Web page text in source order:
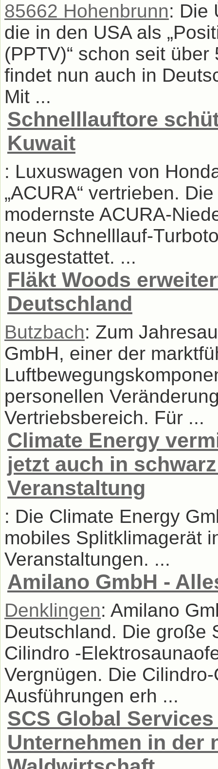
85662 Hohenbrunn: Die
die in den USA als
(PPTV)“ schon seit
findet nun auch in
Mit ...
Schnelllauftore
Kuwait
: Luxuswagen von
„ACURA“ vertrieben.
modernste ACURA-
neun Schnelllauf-
ausgestattet. ...
Fläkt Woods
Deutschland
Butzbach: Zum
GmbH, einer der
personellen
Vertriebsbereich. Für ...
Climate Energy
jetzt auch in
Veranstaltung
: Die Climate Energy
mobiles Splitklimagerät
Veranstaltungen. ...
Amilano GmbH -
Denklingen: Amilano
Deutschland. Die große
Cilindro -
Vergnügen. Die
Ausführungen erh ...
SCS Global
Unternehmen in der